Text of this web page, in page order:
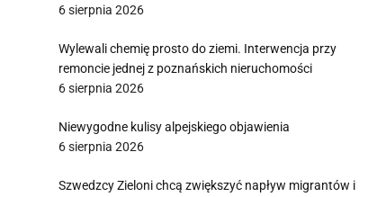
6 sierpnia 2026
Wylewali chemię prosto do ziemi. Interwencja przy
remoncie jednej z poznańskich nieruchomości
6 sierpnia 2026
Niewygodne kulisy alpejskiego objawienia
6 sierpnia 2026
Szwedzcy Zieloni chcą zwiększyć napływ migrantów i